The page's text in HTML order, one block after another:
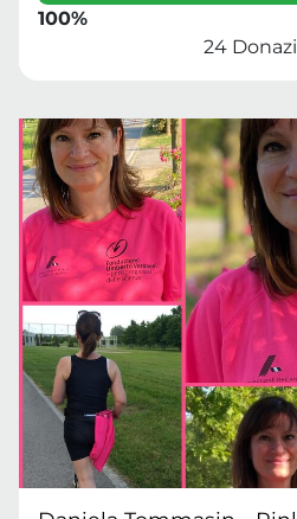
100%
24